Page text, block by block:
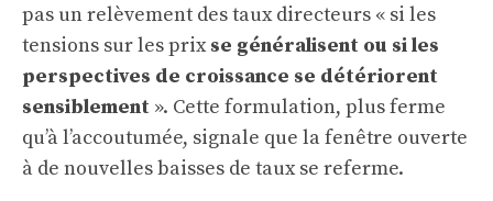
pas un relèvement des taux directeurs « si les
tensions sur les prixse généralisent ou si les
perspectives de croissance se détériorent
sensiblement ». Cette formulation, plus ferme
qu’à l’accoutumée, signale que la fenêtre ouverte
à de nouvelles baisses de taux se referme.